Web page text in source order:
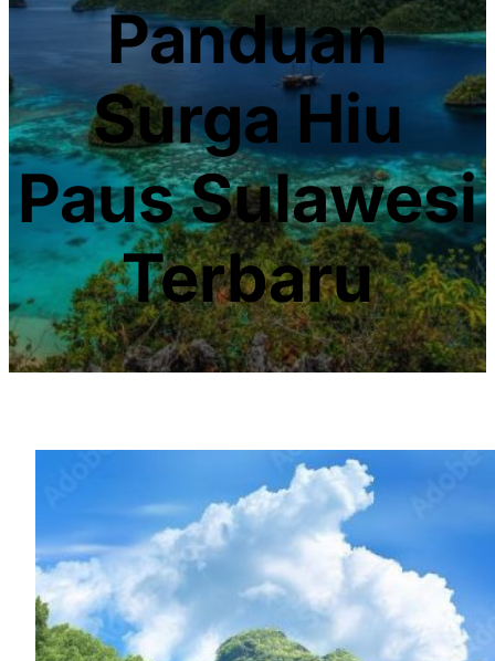
Panduan
Surga Hiu
Paus Sulawesi
Terbaru